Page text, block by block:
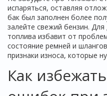
испаряться, оставляя
бак был заполнен более
залейте свежий бензин.
топлива избавит от
состояние ремней и
признаки износа, которые
Как